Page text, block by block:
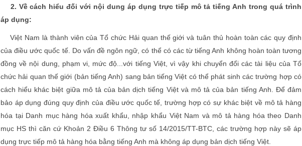
2. Về cách hiểu đối với nội dung áp dụng trực tiếp mô tả tiếng Anh trong quá trình
áp dụng:
Việt Nam là thành viên của Tổ chức Hải quan thế giới và tuân thủ hoàn toàn các quy định
của điều ước quốc tế. Do vấn đề ngôn ngữ, có thể có các từ tiếng Anh không hoàn toàn tương
đồng về nội dung, phạm vi, mức độ...với tiếng Việt, vì vậy khi chuyển đổi các tài liệu của Tổ
chức hải quan thế giới (bản tiếng Anh) sang bản tiếng Việt có thể phát sinh các trường hợp có
cách hiểu khác biệt giữa mô tả của bản dịch tiếng Việt và mô tả của bản tiếng Anh. Để đảm
bảo áp dụng đúng quy định của điều ước quốc tế, trường hợp có sự khác biệt về mô tả hàng
hóa tại Danh mục hàng hóa xuất khẩu, nhập khẩu Việt Nam và mô tả hàng hóa theo Danh
mục HS thì căn cứ Khoản 2 Điều 6 Thông tư số 14/2015/TT-BTC, các trường hợp này sẽ áp
dụng trực tiếp mô tả hàng hóa bằng tiếng Anh mà không áp dụng bản dịch tiếng Việt.